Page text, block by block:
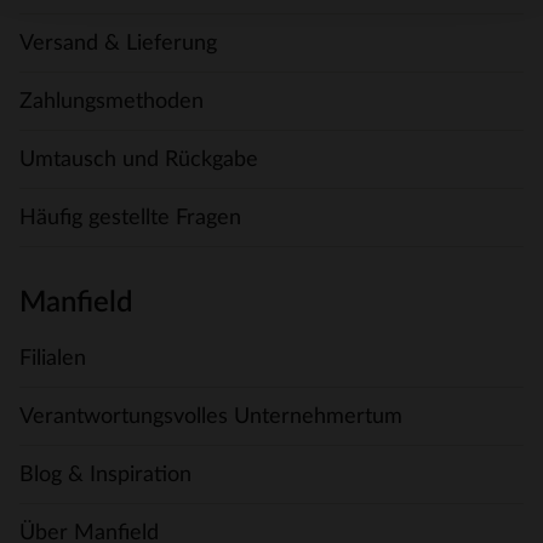
Versand & Lieferung
Zahlungsmethoden
Umtausch und Rückgabe
Häufig gestellte Fragen
Manfield
Filialen
Verantwortungsvolles Unternehmertum
Blog & Inspiration
Über Manfield